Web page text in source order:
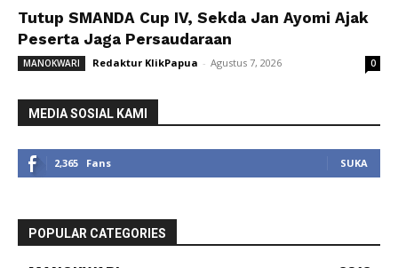
Tutup SMANDA Cup IV, Sekda Jan Ayomi Ajak
Peserta Jaga Persaudaraan
MANOKWARI Redaktur KlikPapua - Agustus 7, 2026 0
MEDIA SOSIAL KAMI
2,365 Fans SUKA
POPULAR CATEGORIES